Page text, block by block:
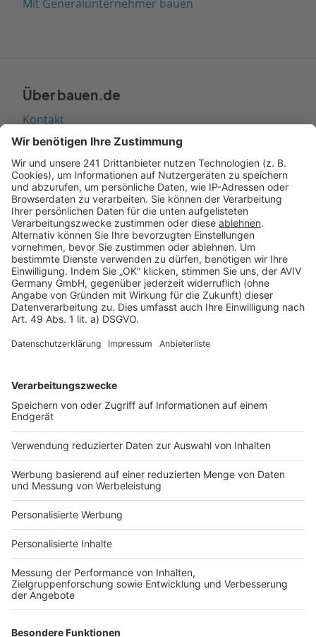
Mit Generalunternehmer bauen
Über bauen.de
Kontakt
Seitenaufbau
Barrierefreiheit
Cookie Einstellungen
Rechtliches
AGB-Übersicht
Datenschutz
Impressum
Services
Bauprojekt-Quiz
Häuser-Suche
Hausanbieter-Suche
Bauprojekt-Profil
Für Unternehmen
Ihre Baufirma auf bauen.de
Kostenloses Infogespräch